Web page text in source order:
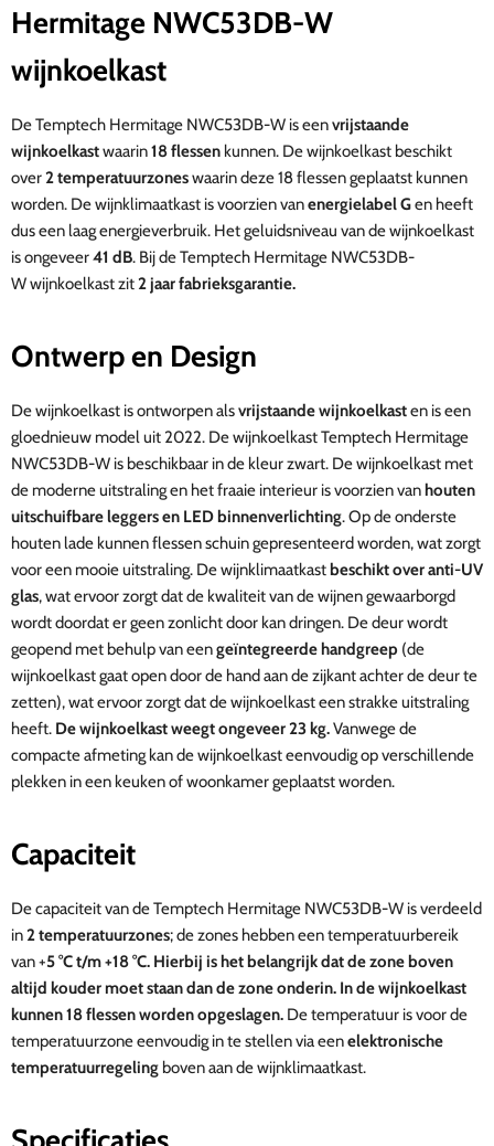
Hermitage NWC53DB-W
wijnkoelkast
De Temptech Hermitage NWC53DB-W is eenvrijstaande
wijnkoelkastwaarin18 flessen kunnen. De wijnkoelkast beschikt
over2 temperatuurzoneswaarin deze 18 flessen geplaatst kunnen
worden. De wijnklimaatkast is voorzien vanenergielabel Gen heeft
dus een laag energieverbruik. Het geluidsniveau van de wijnkoelkast
is ongeveer41 dB. Bij de Temptech Hermitage NWC53DB-
Wwijnkoelkast zit2 jaar fabrieksgarantie.
Ontwerp en Design
De wijnkoelkast is ontworpen alsvrijstaande wijnkoelkasten is een
gloednieuw model uit 2022. De wijnkoelkast Temptech Hermitage
NWC53DB-W is beschikbaar in de kleur zwart. De wijnkoelkast met
de moderne uitstraling en het fraaie interieur is voorzien vanhouten
uitschuifbare leggers en LED binnenverlichting. Op de onderste
houten lade kunnen flessen schuin gepresenteerd worden, wat zorgt
voor een mooie uitstraling. De wijnklimaatkastbeschikt over anti-UV
glas, wat ervoor zorgt dat de kwaliteit van de wijnen gewaarborgd
wordt doordat er geen zonlicht door kan dringen. De deur wordt
geopend met behulp van eengeïntegreerde handgreep (de
wijnkoelkast gaat open door de hand aan de zijkant achter de deur te
zetten),wat ervoor zorgt dat de wijnkoelkast een strakke uitstraling
heeft. De wijnkoelkast weegt ongeveer 23 kg.Vanwege de
compacte afmeting kan de wijnkoelkast eenvoudig op verschillende
plekken in een keuken of woonkamer geplaatst worden.
Capaciteit
De capaciteit van de Temptech Hermitage NWC53DB-W is verdeeld
in2 temperatuurzones; de zones hebben een temperatuurbereik
van +5 °C t/m +18°C. Hierbij is het belangrijk dat de zone boven
altijd kouder moet staan dan de zone onderin. In de wijnkoelkast
kunnen 18 flessen worden opgeslagen. De temperatuur is voor de
temperatuurzone eenvoudig in te stellen via eenelektronische
temperatuurregeling boven aan de wijnklimaatkast.